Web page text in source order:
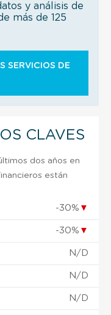
y análisis de
más de 125
SERVICIOS DE
CLAVES
dos años en
están
-30% ▼
-30% ▼
N/D
N/D
N/D